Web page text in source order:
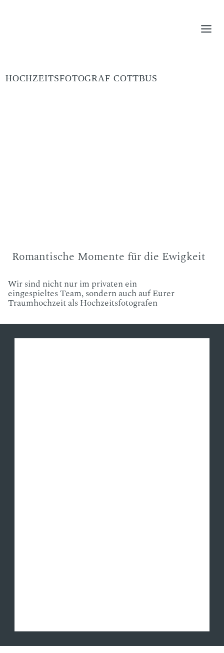
HOCHZEITSFOTOGRAF COTTBUS
Romantische Momente für die Ewigkeit
Wir sind nicht nur im privaten ein
eingespieltes Team, sondern auch auf Eurer
Traumhochzeit als Hochzeitsfotografen